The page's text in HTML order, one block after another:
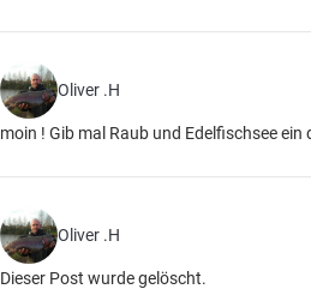
Oliver .H
moin ! Gib mal Raub und Edelfischsee
Oliver .H
Dieser Post wurde gelöscht.